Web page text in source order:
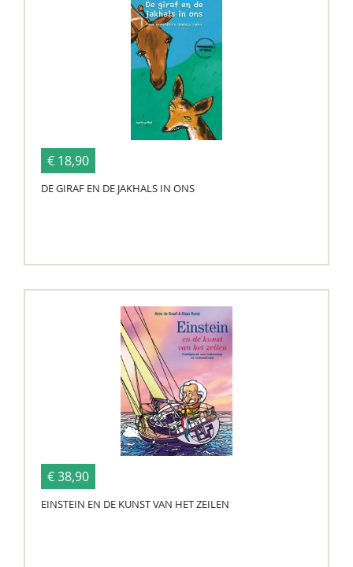
€ 18,90
DE GIRAF EN DE JAKHALS IN ONS
€ 38,90
EINSTEIN EN DE KUNST VAN HET ZEILEN